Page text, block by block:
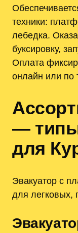
техники:
лебедка.
буксировку,
Оплата
онлайн или по
— типы
для
Эвакуатор с
для легковых,